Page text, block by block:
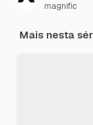
magnific
Mais nesta